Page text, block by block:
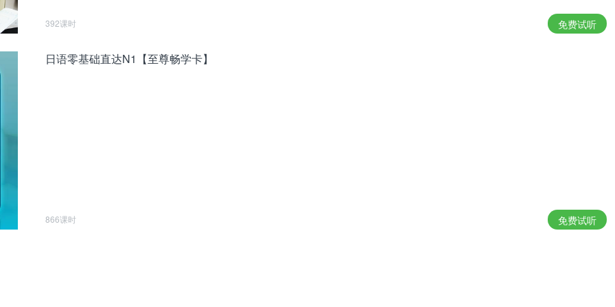
392课时 免费试听
日语零基础直达N1【至尊畅学卡】
866课时 免费试听